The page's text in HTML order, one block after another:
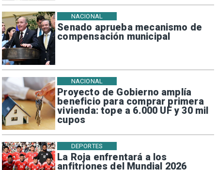
Senado aprueba mecanismo de
compensación municipal
NACIONAL
Proyecto de Gobierno amplía
beneficio para comprar primera
vivienda: tope a 6.000 UF y 30 mil
cupos
NACIONAL
La Roja enfrentará a los
anfitriones del Mundial 2026
DEPORTES